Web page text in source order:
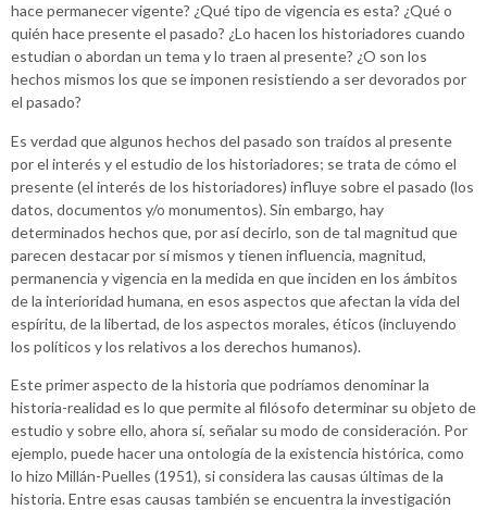
hace permanecer vigente? ¿Qué tipo de vigencia es esta? ¿Qué o
quién hace presente el pasado? ¿Lo hacen los historiadores cuando
estudian o abordan un tema y lo traen al presente? ¿O son los
hechos mismos los que se imponen resistiendo a ser devorados por
el pasado?
Es verdad que algunos hechos del pasado son traídos al presente
por el interés y el estudio de los historiadores; se trata de cómo el
presente (el interés de los historiadores) influye sobre el pasado (los
datos, documentos y/o monumentos). Sin embargo, hay
determinados hechos que, por así decirlo, son de tal magnitud que
parecen destacar por sí mismos y tienen influencia, magnitud,
permanencia y vigencia en la medida en que inciden en los ámbitos
de la interioridad humana, en esos aspectos que afectan la vida del
espíritu, de la libertad, de los aspectos morales, éticos (incluyendo
los políticos y los relativos a los derechos humanos).
Este primer aspecto de la historia que podríamos denominar la
historia-realidad es lo que permite al filósofo determinar su objeto de
estudio y sobre ello, ahora sí, señalar su modo de consideración. Por
ejemplo, puede hacer una ontología de la existencia histórica, como
lo hizo Millán-Puelles (1951), si considera las causas últimas de la
historia. Entre esas causas también se encuentra la investigación